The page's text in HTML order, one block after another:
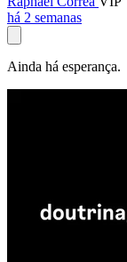
há 2 semanas
Ainda há esperança.